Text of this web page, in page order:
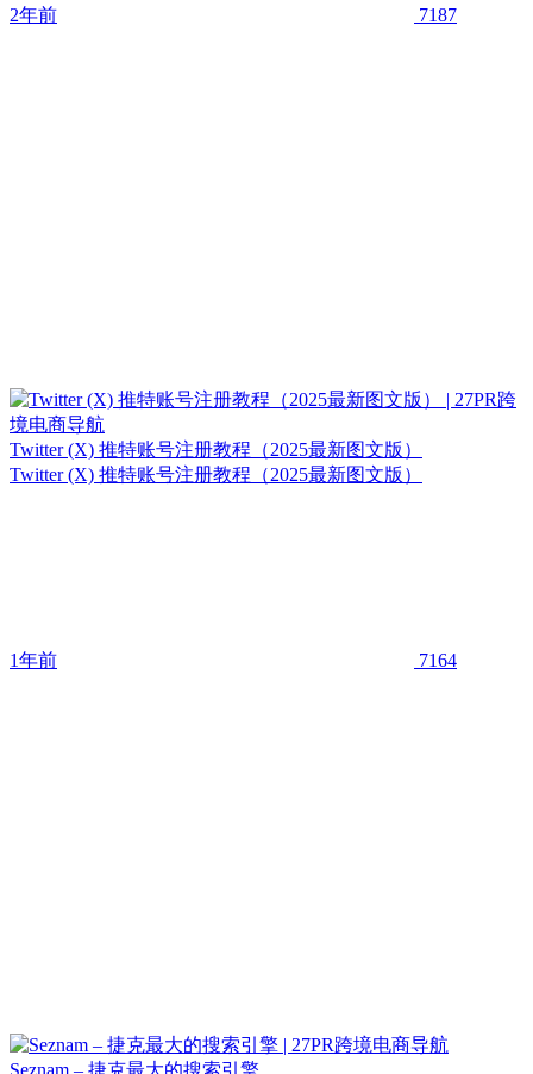
2年前 7187
Twitter (X) 推特账号注册教程（2025最新图文版）
Twitter (X) 推特账号注册教程（2025最新图文版）
1年前 7164